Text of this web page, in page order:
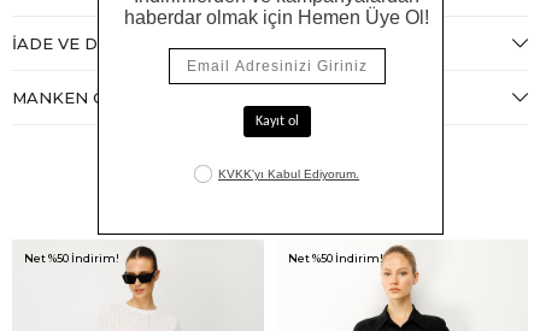
İADE VE DEĞIŞIM
MANKEN ÖLÇÜLERI
Net %50 İndirim! Net %50 İndirim!